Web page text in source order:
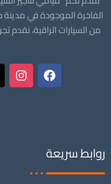
الفاخرة الموجودة في مدينة
من السيارات الراقية، نقدم
روابط سريعة